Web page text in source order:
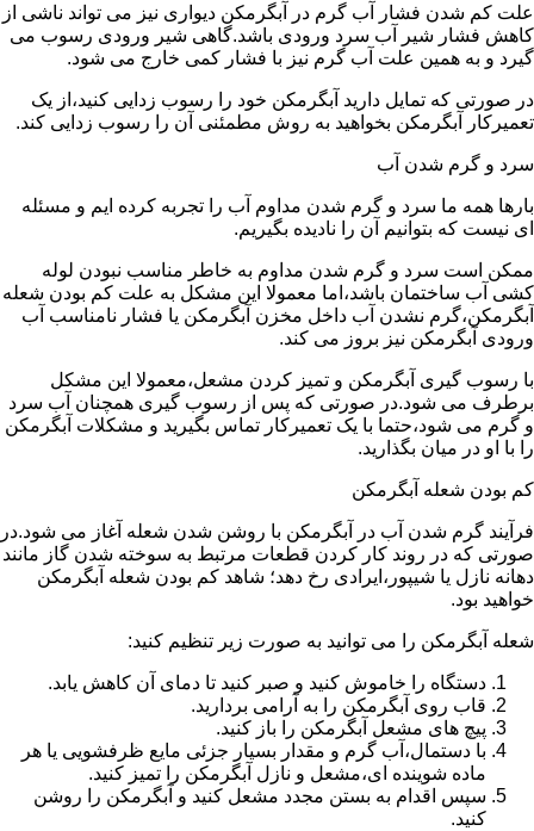
علت کم شدن فشار آب گرم در آبگرمکن دیواری نیز می تواند ناشی از
کاهش فشار شیر آب سرد ورودی باشد.گاهی شیر ورودی رسوب می
گیرد و به همین علت آب گرم نیز با فشار کمی خارج می شود.
در صورتی که تمایل دارید آبگرمکن خود را رسوب زدایی کنید،از یک
تعمیرکار آبگرمکن بخواهید به روش مطمئنی آن را رسوب زدایی کند.
سرد و گرم شدن آب
بارها همه ما سرد و گرم شدن مداوم آب را تجربه کرده ایم و مسئله
ای نیست که بتوانیم آن را نادیده بگیریم.
ممکن است سرد و گرم شدن مداوم به خاطر مناسب نبودن لوله
کشی آب ساختمان باشد،اما معمولا این مشکل به علت کم بودن شعله
آبگرمکن،گرم نشدن آب داخل مخزن آبگرمکن یا فشار نامناسب آب
ورودی آبگرمکن نیز بروز می کند.
با رسوب گیری آبگرمکن و تمیز کردن مشعل،معمولا این مشکل
برطرف می شود.در صورتی که پس از رسوب گیری همچنان آب سرد
و گرم می شود،حتما با یک تعمیرکار تماس بگیرید و مشکلات آبگرمکن
را با او در میان بگذارید.
کم بودن شعله آبگرمکن
فرآیند گرم شدن آب در آبگرمکن با روشن شدن شعله آغاز می شود.در
صورتی که در روند کار کردن قطعات مرتبط به سوخته شدن گاز مانند
دهانه نازل یا شیپور،ایرادی رخ دهد؛ شاهد کم بودن شعله آبگرمکن
خواهید بود.
شعله آبگرمکن را می توانید به صورت زیر تنظیم کنید:
دستگاه را خاموش کنید و صبر کنید تا دمای آن کاهش یابد.
قاب روی آبگرمکن را به آرامی بردارید.
پیچ های مشعل آبگرمکن را باز کنید.
با دستمال،آب گرم و مقدار بسیار جزئی مایع ظرفشویی یا هر
ماده شوینده ای،مشعل و نازل آبگرمکن را تمیز کنید.
سپس اقدام به بستن مجدد مشعل کنید و آبگرمکن را روشن
کنید.